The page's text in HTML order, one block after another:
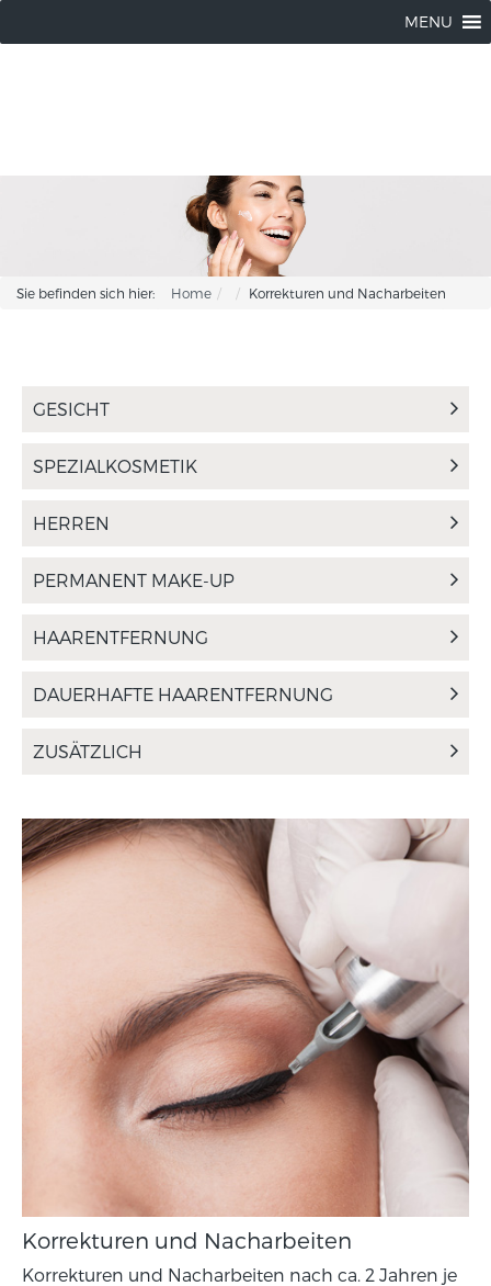
MENU
Sie befinden sich hier: Home Korrekturen und Nacharbeiten
GESICHT
SPEZIALKOSMETIK
HERREN
PERMANENT MAKE-UP
HAARENTFERNUNG
DAUERHAFTE HAARENTFERNUNG
ZUSÄTZLICH
Korrekturen und Nacharbeiten
Korrekturen und Nacharbeiten nach ca. 2 Jahren je